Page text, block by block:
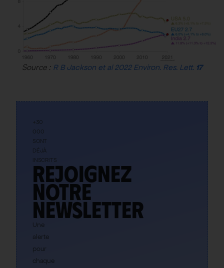
Source : R B Jackson et al2022 Environ. Res. Lett. 17
+30
000
SONT
DÉJÀ
INSCRITS
Rejoignez
notre
newsletter
Une
alerte
pour
chaque